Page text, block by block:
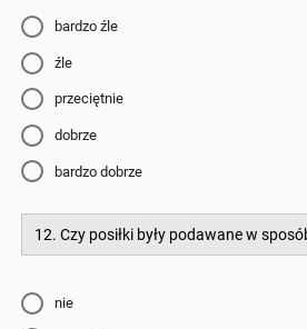
bardzo źle
źle
przeciętnie
dobrze
bardzo dobrze
12. Czy posiłki były podawane w
nie